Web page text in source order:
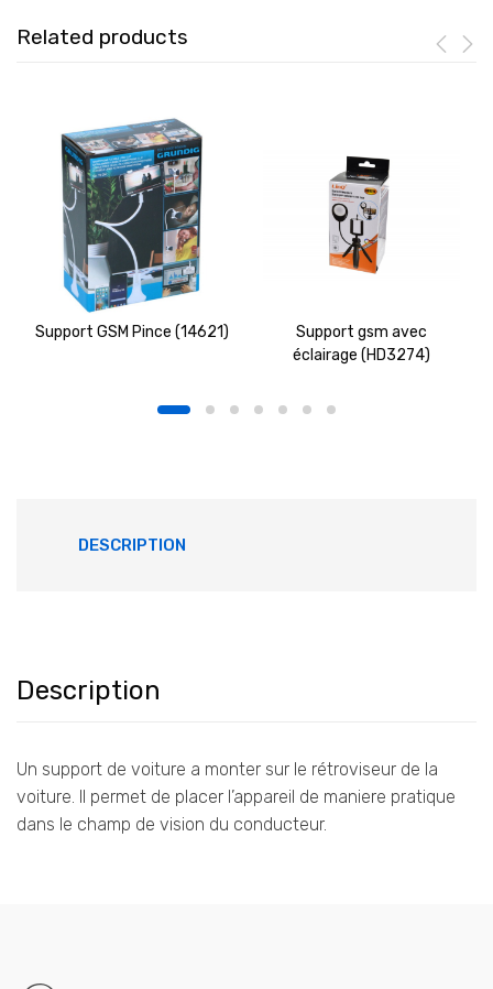
Related products
Support GSM Pince (14621)
Support gsm avec
éclairage (HD3274)
DESCRIPTION
Description
Un support de voiture a monter sur le rétroviseur de la
voiture. Il permet de placer l’appareil de maniere pratique
dans le champ de vision du conducteur.